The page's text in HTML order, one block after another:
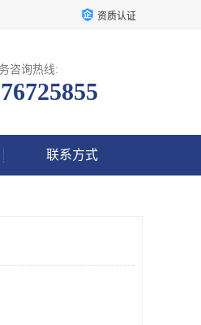
资质认证
咨询热线:
联系方式